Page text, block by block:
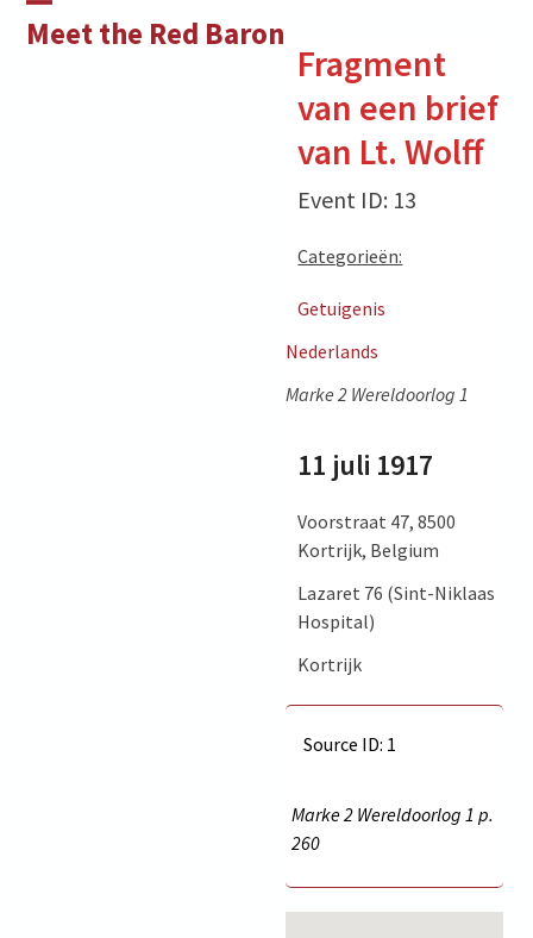
Meet the Red Baron
Open
Close
Fragment
van een brief
van Lt. Wolff
Event ID: 13
Categorieën:
Getuigenis
Nederlands
Marke 2 Wereldoorlog 1
11 juli 1917
Voorstraat 47, 8500
Kortrijk, Belgium
Lazaret 76 (Sint-Niklaas
Hospital)
Kortrijk
Source ID: 1
Marke 2 Wereldoorlog 1 p.
260